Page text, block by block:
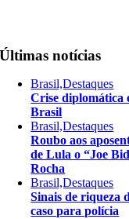
Últimas notícias
Brasil,Destaques
Crise diplomática
Brasil
Brasil,Destaques
Roubo aos
de Lula o “Joe
Rocha
Brasil,Destaques
Sinais de riqueza
caso para polícia